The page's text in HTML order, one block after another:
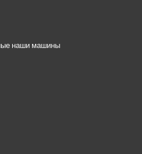
наши машины